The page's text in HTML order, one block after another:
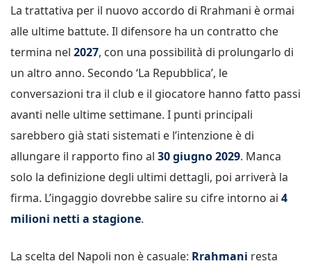
La trattativa per il nuovo accordo di Rrahmani è ormai
alle ultime battute. Il difensore ha un contratto che
termina nel 2027, con una possibilità di prolungarlo di
un altro anno. Secondo ‘La Repubblica’, le
conversazioni tra il club e il giocatore hanno fatto passi
avanti nelle ultime settimane. I punti principali
sarebbero già stati sistemati e l’intenzione è di
allungare il rapporto fino al 30 giugno 2029. Manca
solo la definizione degli ultimi dettagli, poi arriverà la
firma. L’ingaggio dovrebbe salire su cifre intorno ai 4
milioni netti a stagione.
La scelta del Napoli non è casuale: Rrahmani resta